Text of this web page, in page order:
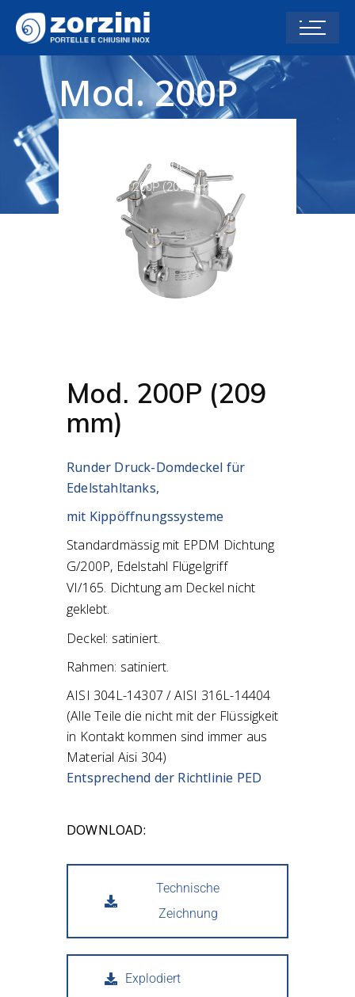
Mod. 200P
(209 mm)
DRUCK-DOMDECKEL P-
Mod. 200P (209 mm)
Mod. 200P (209
mm)
Runder Druck-Domdeckel für
Edelstahltanks,
mit Kippöffnungssysteme
Standardmässig mit EPDM Dichtung
G/200P, Edelstahl Flügelgriff
VI/165. Dichtung am Deckel nicht
geklebt.
Deckel: satiniert.
Rahmen: satiniert.
AISI 304L-14307 / AISI 316L-14404
(Alle Teile die nicht mit der Flüssigkeit
in Kontakt kommen sind immer aus
Material Aisi 304)
Entsprechend der Richtlinie PED
DOWNLOAD:
Technische
Zeichnung
Explodiert